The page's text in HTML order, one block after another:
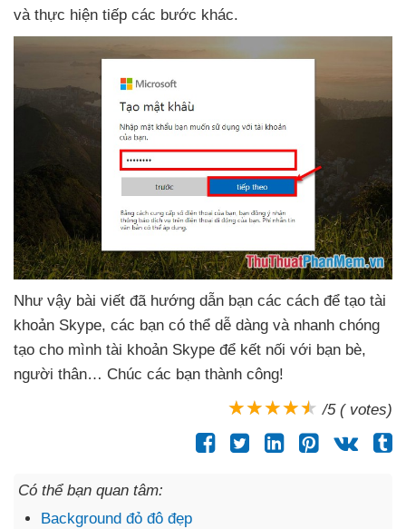
và thực hiện tiếp các bước khác.
Như vậy bài viết đã hướng dẫn bạn các cách để tạo tài
khoản Skype, các bạn có thể dễ dàng và nhanh chóng
tạo cho mình tài khoản Skype để kết nối với bạn bè,
người thân… Chúc các bạn thành công!
/5 ( votes)
Có thể bạn quan tâm:
Background đỏ đô đẹp